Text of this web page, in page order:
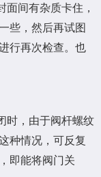
面间有杂质卡住，
些，然后再试图
行再次检查。也
时，由于阀杆螺纹
种情况，可反复
即能将阀门关